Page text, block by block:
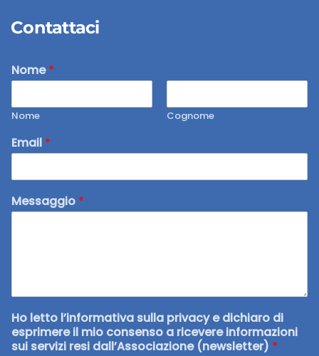
Contattaci
Nome*
Nome Cognome
Email *
Messaggio *
Ho letto l’informativa sulla privacy e dichiaro di
esprimere il mio consenso a ricevere informazioni
sui servizi resi dall’Associazione (newsletter) *